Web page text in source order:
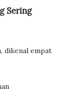
Sering
dikenal empat